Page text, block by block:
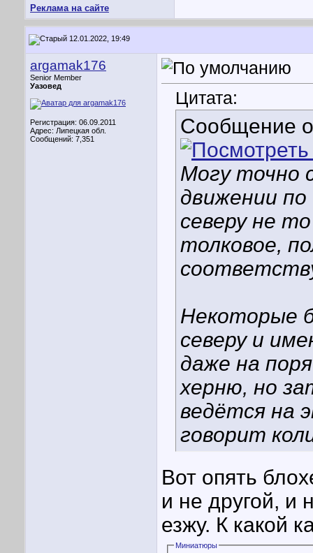
Реклама на сайте
12.01.2022, 19:49
argamak176
Senior Member
Уазовед
Регистрация: 06.09.2011
Адрес: Липецкая обл.
Сообщений: 7,351
Цитата:
Сообщение
Могу точно
движении по
северу не
толковое,
Некоторые
северу и
даже на
херню, но
ведётся на
говорит
Вот опять
и не другой, и
езжу. К какой
Миниатюры